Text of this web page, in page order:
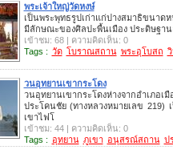
พระเจ้าใหญ่วัดหงษ์
เป็นพระพุทธรูปเก่าแก่ปางสมาธิขนาดห
มีลักษณะของศิลปะพื้นเมือง ประดิษฐา
เข้าชม: 68 | ความคิดเห็น: 0
Tags : วัด โบราณสถาน พระอุโบสถ
วนอุทยานเขากระโดง
วนอุทยานเขากระโดงห่างจากอำเภ
ประโคนชัย (ทางหลวงหมายเลข 219)
เขาไฟโ
เข้าชม: 44 | ความคิดเห็น: 0
Tags : อุทยาน ภูเขา อนุสรณ์สถาน ป